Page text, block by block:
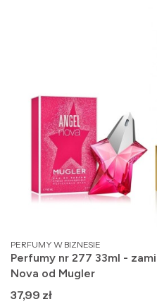
PRODUCENT
PERFUMY W BIZNESIE
Perfumy nr 277 33ml -
Nova od Mugler
Cena
37,99 zł